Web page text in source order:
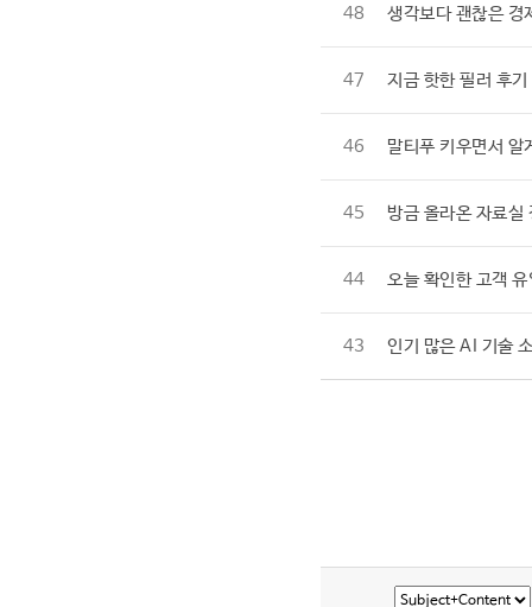
48 생각보다 괜찮은 경
47 지금 핫한 필러 후
46 말티푸 키우면서 알
45 방금 올라온 자료실
44 오늘 확인한 고객
43 인기 많은 AI 기술